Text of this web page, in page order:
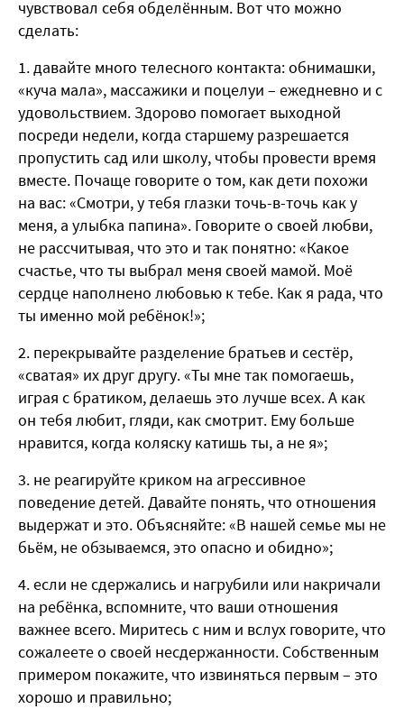
чувствовал себя обделённым. Вот что можно
сделать:
давайте много телесного контакта: обнимашки,
«куча мала», массажики и поцелуи – ежедневно и с
удовольствием. Здорово помогает выходной
посреди недели, когда старшему разрешается
пропустить сад или школу, чтобы провести время
вместе. Почаще говорите о том, как дети похожи
на вас: «Смотри, у тебя глазки точь-в-точь как у
меня, а улыбка папина». Говорите о своей любви,
не рассчитывая, что это и так понятно: «Какое
счастье, что ты выбрал меня своей мамой. Моё
сердце наполнено любовью к тебе. Как я рада, что
ты именно мой ребёнок!»;
перекрывайте разделение братьев и сестёр,
«сватая» их друг другу. «Ты мне так помогаешь,
играя с братиком, делаешь это лучше всех. А как
он тебя любит, гляди, как смотрит. Ему больше
нравится, когда коляску катишь ты, а не я»;
не реагируйте криком на агрессивное
поведение детей. Давайте понять, что отношения
выдержат и это. Объясняйте: «В нашей семье мы не
бьём, не обзываемся, это опасно и обидно»;
если не сдержались и нагрубили или накричали
на ребёнка, вспомните, что ваши отношения
важнее всего. Миритесь с ним и вслух говорите, что
сожалеете о своей несдержанности. Собственным
примером покажите, что извиняться первым – это
хорошо и правильно;